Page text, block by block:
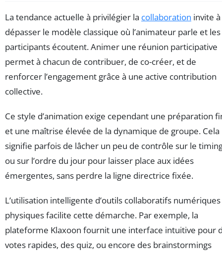
La tendance actuelle à privilégier la collaboration invite à
dépasser le modèle classique où l’animateur parle et les
participants écoutent. Animer une réunion participative
permet à chacun de contribuer, de co-créer, et de
renforcer l’engagement grâce à une active contribution
collective.
Ce style d’animation exige cependant une préparation
et une maîtrise élevée de la dynamique de groupe. Cela
signifie parfois de lâcher un peu de contrôle sur le
ou sur l’ordre du jour pour laisser place aux idées
émergentes, sans perdre la ligne directrice fixée.
L’utilisation intelligente d’outils collaboratifs
physiques facilite cette démarche. Par exemple, la
plateforme Klaxoon fournit une interface intuitive pour
votes rapides, des quiz, ou encore des brainstormings